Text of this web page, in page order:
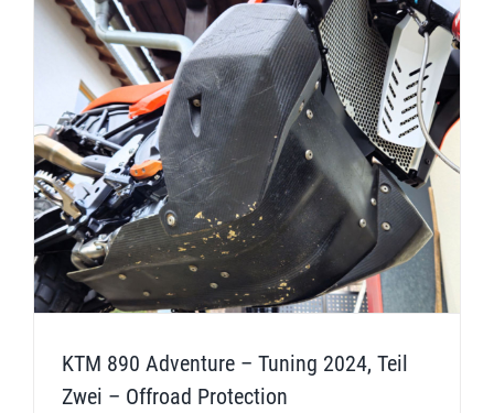
KTM 890 Adventure – Tuning 2024, Teil
Zwei – Offroad Protection